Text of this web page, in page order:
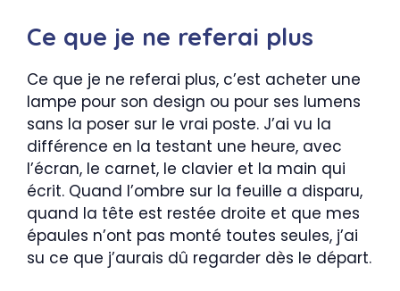
Ce que je ne referai plus
Ce que je ne referai plus, c’est acheter une
lampe pour son design ou pour ses lumens
sans la poser sur le vrai poste. J’ai vu la
différence en la testant une heure, avec
l’écran, le carnet, le clavier et la main qui
écrit. Quand l’ombre sur la feuille a disparu,
quand la tête est restée droite et que mes
épaules n’ont pas monté toutes seules, j’ai
su ce que j’aurais dû regarder dès le départ.